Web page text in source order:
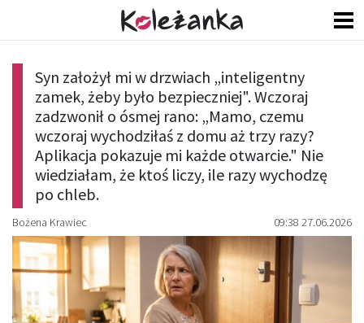
Syn założył mi w drzwiach „inteligentny
zamek, żeby było bezpieczniej". Wczoraj
zadzwonił o ósmej rano: „Mamo, czemu
wczoraj wychodziłaś z domu aż trzy razy?
Aplikacja pokazuje mi każde otwarcie." Nie
wiedziałam, że ktoś liczy, ile razy wychodzę
po chleb.
Bożena Krawiec 09:38 27.06.2026